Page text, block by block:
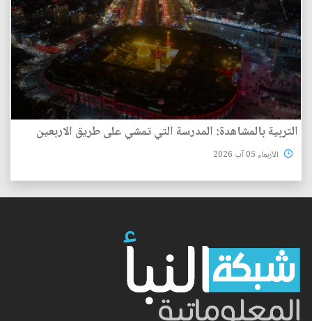
التربية بالمشاهدة: المدرسة التي تمشي على طريق الاربعين
الأربعاء 05 آب 2026